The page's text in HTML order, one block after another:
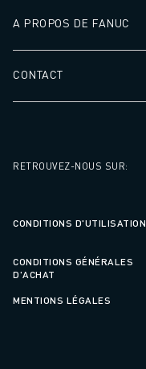
A PROPOS DE FANUC
CONTACT
RETROUVEZ-NOUS SUR:
CONDITIONS D'UTILISATION
CONDITIONS GÉNÉRALES
D'ACHAT
MENTIONS LÉGALES